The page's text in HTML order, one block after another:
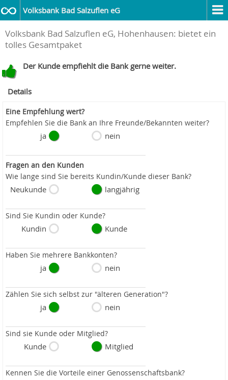
Volksbank Bad Salzuflen eG
Volksbank Bad Salzuflen eG, Hohenhausen: bietet ein
tolles Gesamtpaket
Der Kunde empfiehlt die Bank gerne weiter.
Details
Eine Empfehlung wert?
Empfehlen Sie die Bank an Ihre Freunde/Bekannten weiter?
ja nein
Fragen an den Kunden
Wie lange sind Sie bereits Kundin/Kunde dieser Bank?
Neukunde langjährig
Sind Sie Kundin oder Kunde?
Kundin Kunde
Haben Sie mehrere Bankkonten?
ja nein
Zählen Sie sich selbst zur "älteren Generation"?
ja nein
Sind sie Kunde oder Mitglied?
Kunde Mitglied
Kennen Sie die Vorteile einer Genossenschaftsbank?